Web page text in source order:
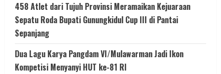
458 Atlet dari Tujuh Provinsi Meramaikan Kejuaraan
Sepatu Roda Bupati Gunungkidul Cup III di Pantai
Sepanjang
Dua Lagu Karya Pangdam VI/Mulawarman Jadi Ikon
Kompetisi Menyanyi HUT ke-81 RI